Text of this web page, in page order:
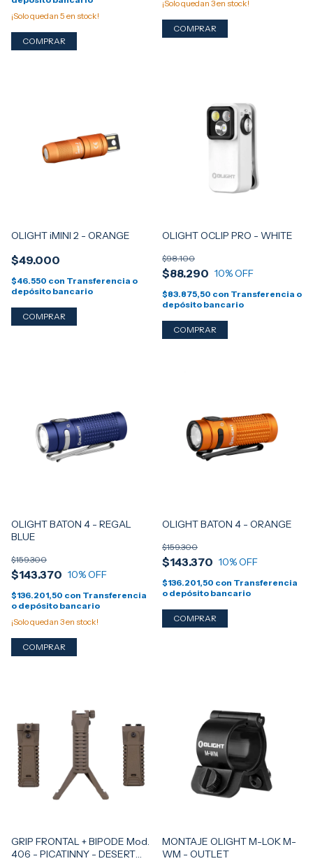
¡Solo quedan 5 en stock!
¡Solo quedan 3en stock!
OLIGHT iMINI 2 - ORANGE
$49.000
$46.550 con Transferencia o
depósito bancario
OLIGHT OCLIP PRO - WHITE
$88.290
$98.100
10% OFF
$83.875,50 con Transferencia o
depósito bancario
OLIGHT BATON 4 - REGAL
BLUE
$143.370
$159.300
10% OFF
$136.201,50 con Transferencia
o depósito bancario
¡Solo quedan 3en stock!
OLIGHT BATON 4 - ORANGE
$143.370
$159.300
10% OFF
$136.201,50 con Transferencia
o depósito bancario
GRIP FRONTAL + BIPODE Mod.
406 - PICATINNY - DESERT
MONTAJE OLIGHT M-LOK M-
WM - OUTLET